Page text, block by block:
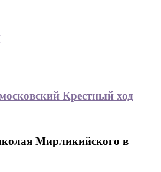
Крестный ход
Мирликийского в